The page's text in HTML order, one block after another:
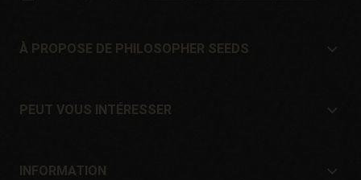
À PROPOSE DE PHILOSOPHER SEEDS
Situation et contact
PEUT VOUS INTÉRESSER
Offres
INFORMATION